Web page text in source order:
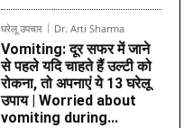
घरेलू उपचार Dr. Arti Sharma
Vomiting: दूर सफर में जाने
से पहले यदि चाहते हैं उल्टी को
रोकना, तो अपनाएं ये 13 घरेलू
उपाय | Worried about
vomiting during...